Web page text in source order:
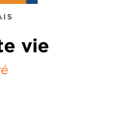
vie